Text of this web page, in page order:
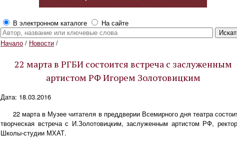
В электронном каталоге На сайте
Начало / Новости /
22 марта в РГБИ состоится встреча с заслуженным
артистом РФ Игорем Золотовицким
Дата: 18.03.2016
22 марта в Музее читателя в преддверии Всемирного дня театра
творческая встреча с И.Золотовицким, заслуженным артистом РФ,
Школы-студии МХАТ.